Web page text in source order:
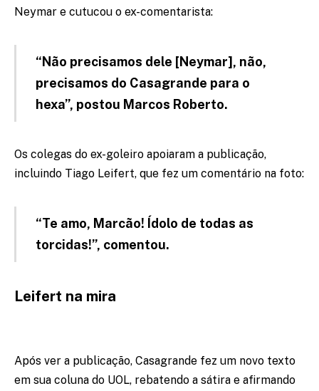
Neymar e cutucou o ex-comentarista:
“Não precisamos dele [Neymar], não,
precisamos do Casagrande para o
hexa”, postou Marcos Roberto.
Os colegas do ex-goleiro apoiaram a publicação,
incluindo Tiago Leifert, que fez um comentário na foto:
“Te amo, Marcão! Ídolo de todas as
torcidas!”, comentou.
Leifert na mira
Após ver a publicação, Casagrande fez um novo texto
em sua coluna do UOL, rebatendo a sátira e afirmando